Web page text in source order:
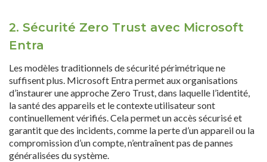
2. Sécurité Zero Trust avec Microsoft
Entra
Les modèles traditionnels de sécurité périmétrique ne
suffisent plus. Microsoft Entra permet aux organisations
d’instaurer une approche Zero Trust, dans laquelle l’identité,
la santé des appareils et le contexte utilisateur sont
continuellement vérifiés. Cela permet un accès sécurisé et
garantit que des incidents, comme la perte d’un appareil ou la
compromission d’un compte, n’entraînent pas de pannes
généralisées du système.